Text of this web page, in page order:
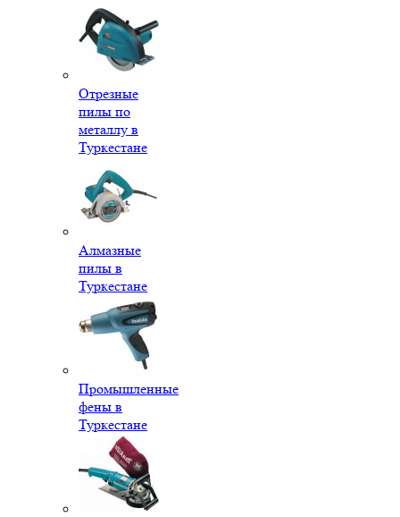
Отрезные
пилы по
металлу в
Туркестане
Алмазные
пилы в
Туркестане
Промышленные
фены в
Туркестане